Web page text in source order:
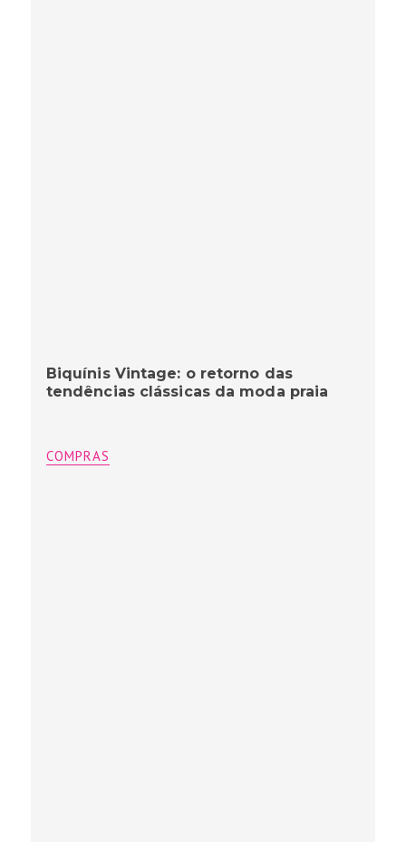
Biquínis Vintage: o retorno das
tendências clássicas da moda praia
COMPRAS